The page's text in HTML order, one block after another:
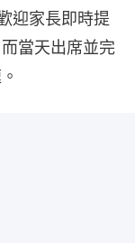
迎家長即時提
當天出席並完